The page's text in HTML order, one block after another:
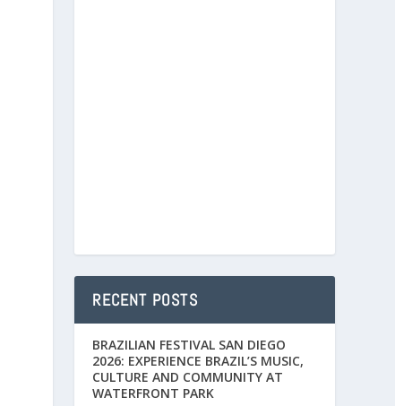
RECENT POSTS
BRAZILIAN FESTIVAL SAN DIEGO
2026: EXPERIENCE BRAZIL’S MUSIC,
CULTURE AND COMMUNITY AT
WATERFRONT PARK